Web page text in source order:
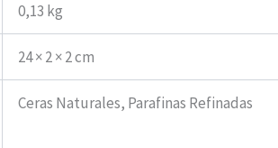
0,13 kg
24 × 2 × 2 cm
Ceras Naturales, Parafinas Refinadas